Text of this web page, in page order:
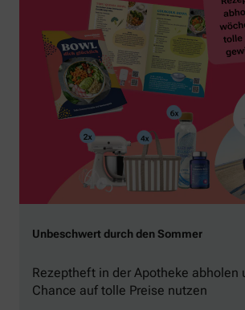
Unbeschwert durch den Sommer
Rezeptheft in der Apotheke abholen
Chance auf tolle Preise nutzen